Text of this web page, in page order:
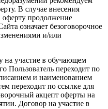
В случае внесения
продолжение
означает безоговорочное
и/или
на участие в обучающем
Пользователь переходит по
и наименованием
переходит по ссылке для
акцепт оферты на
Договор на участие в